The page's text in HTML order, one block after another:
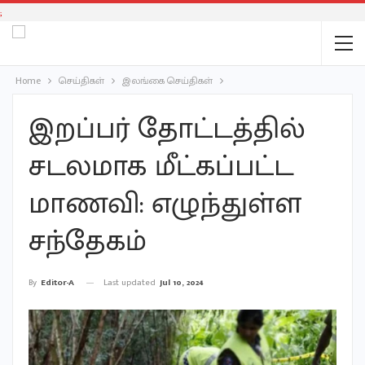
;
Home செய்திகள் இலங்கை செய்திகள்
இறப்பர் தோட்டத்தில்
சடலமாக மீட்கப்பட்ட
மாணவி: எழுந்துள்ள
சந்தேகம்
By Editor-A Last updated Jul 10, 2024